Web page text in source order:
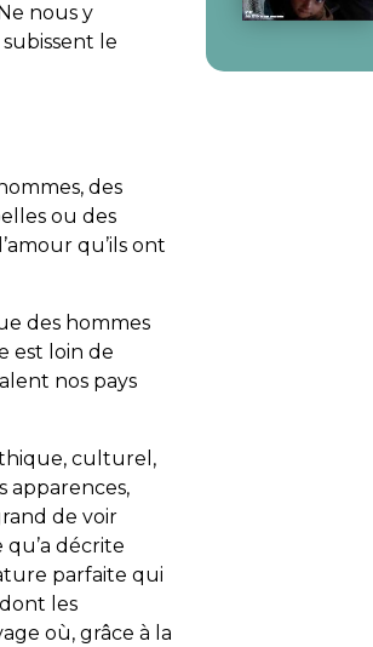
nous y
le
des
ou des
qu’ils ont
des hommes
est loin de
nos pays
culturel,
apparences,
de voir
décrite
parfaite qui
les
où, grâce à la